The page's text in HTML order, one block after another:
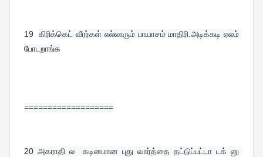
19 கிரிக்கெட் வீரர்கள் எல்லாரும் பாயாசம் மாதிரி.அடிக்கடி ஏலம்
போடறாங்க
===================
20 அகராதி ல  கடினமான புது வார்த்தை தட்டுப்பட்டா டக் னு